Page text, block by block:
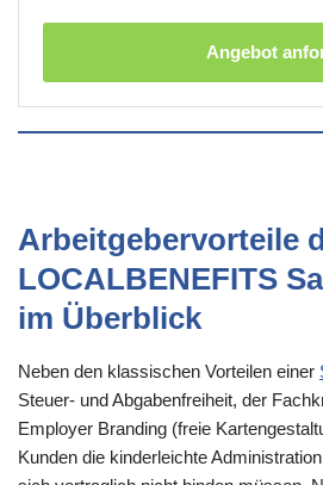
Angebot
Arbeitgebervorteile
LOCALBENEFITS
im Überblick
Neben den klassischen Vorteilen einer
Steuer- und Abgabenfreiheit, der
Employer Branding (freie
Kunden die kinderleichte